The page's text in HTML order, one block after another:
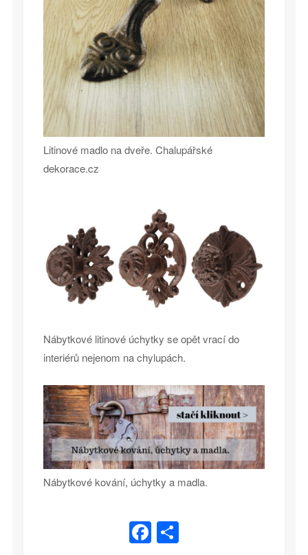
Litinové madlo na dveře. Chalupářské
dekorace.cz
Nábytkové litinové úchytky se opět vrací do
interiérů nejenom na chylupách.
Nábytkové kování, úchytky a madla.
Facebook
Share